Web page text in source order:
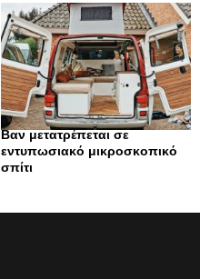
Βαν μετατρέπεται σε
εντυπωσιακό μικροσκοπικό
σπίτι